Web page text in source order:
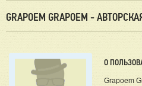
GRAPOEM GRAPOEM -
О
Grapoem